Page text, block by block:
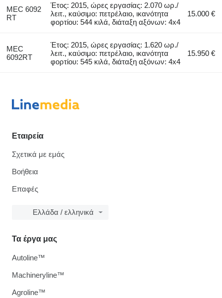
MEC 6092
RT
Έτος: 2015, ώρες εργασίας: 2.070 ωρ./
λειτ., καύσιμο: πετρέλαιο, ικανότητα
φορτίου: 544 κιλά, διάταξη αξόνων: 4x4
15.000 €
MEC
6092RT
Έτος: 2015, ώρες εργασίας: 1.620 ωρ./
λειτ., καύσιμο: πετρέλαιο, ικανότητα
φορτίου: 545 κιλά, διάταξη αξόνων: 4x4
15.950 €
Εταιρεία
Σχετικά με εμάς
Βοήθεια
Επαφές
Ελλάδα / ελληνικά
Τα έργα μας
Autoline™
Machineryline™
Agroline™